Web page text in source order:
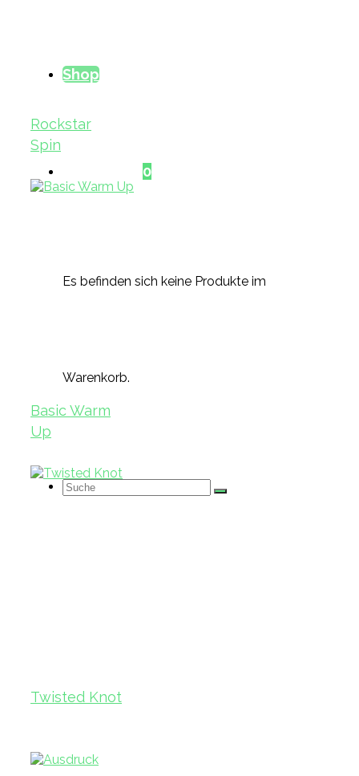
Shop
0
Es befinden sich keine Produkte im
Warenkorb.
Suche
Rockstar
Spin
Basic Warm
Up
Twisted Knot